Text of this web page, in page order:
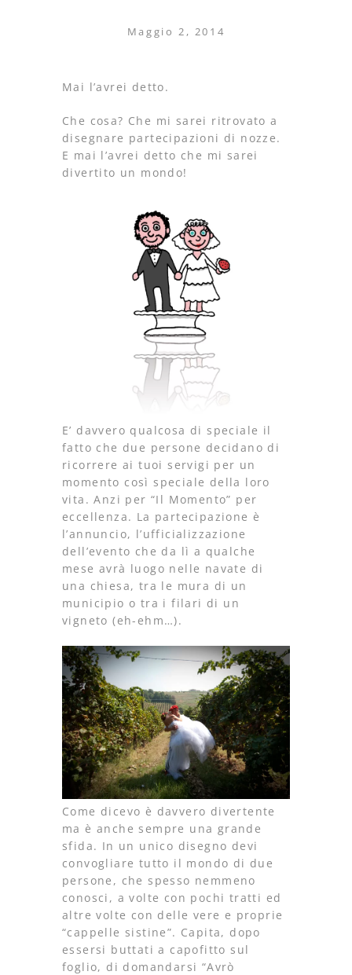
Maggio 2, 2014
Mai l’avrei detto.
Che cosa? Che mi sarei ritrovato a
disegnare partecipazioni di nozze.
E mai l’avrei detto che mi sarei
divertito un mondo!
E’ davvero qualcosa di speciale il
fatto che due persone decidano di
ricorrere ai tuoi servigi per un
momento così speciale della loro
vita. Anzi per “Il Momento” per
eccellenza. La partecipazione è
l’annuncio, l’ufficializzazione
dell’evento che da lì a qualche
mese avrà luogo nelle navate di
una chiesa, tra le mura di un
municipio o tra i filari di un
vigneto (eh-ehm…).
Come dicevo è davvero divertente
ma è anche sempre una grande
sfida. In un unico disegno devi
convogliare tutto il mondo di due
persone, che spesso nemmeno
conosci, a volte con pochi tratti ed
altre volte con delle vere e proprie
“cappelle sistine”. Capita, dopo
essersi buttati a capofitto sul
foglio, di domandarsi “Avrò